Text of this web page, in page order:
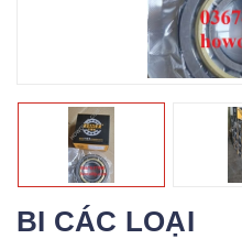
BI CÁC LOẠI